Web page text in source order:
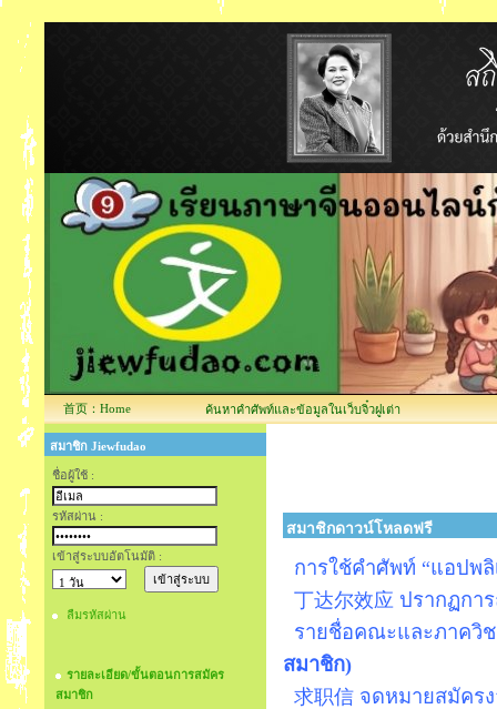
首页：Home ค้นหาคำศัพท์และข้อมูลในเว็บจิ๋วฝูเต่า
สมาชิก Jiewfudao
ชื่อผู้ใช้ :
รหัสผ่าน :
เข้าสู่ระบบอัตโนมัติ :
ลืมรหัสผ่าน
รายละเอียด/ขั้นตอนการสมัคร
สมาชิก
สมาชิกดาวน์โหลดฟรี
การใช้คำศัพท์ “แอปพ
丁达尔效应 ปรากฏก
รายชื่อคณะและภาควิ
สมาชิก)
求职信 จดหมายสมัคร